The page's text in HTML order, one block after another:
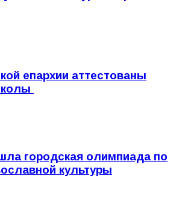
епархии аттестованы
городская олимпиада по
культуры